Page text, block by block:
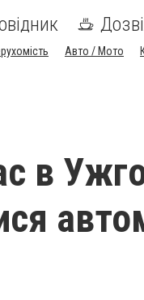
Авто / Мото
в